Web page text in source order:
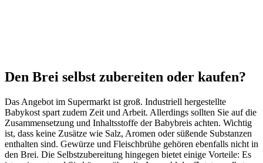
Den Brei selbst zubereiten oder kaufen?
Das Angebot im Supermarkt ist groß. Industriell hergestellte
Babykost spart zudem Zeit und Arbeit. Allerdings sollten Sie auf die
Zusammensetzung und Inhaltsstoffe der Babybreis achten. Wichtig
ist, dass keine Zusätze wie Salz, Aromen oder süßende Substanzen
enthalten sind. Gewürze und Fleischbrühe gehören ebenfalls nicht in
den Brei. Die Selbstzubereitung hingegen bietet einige Vorteile: Es